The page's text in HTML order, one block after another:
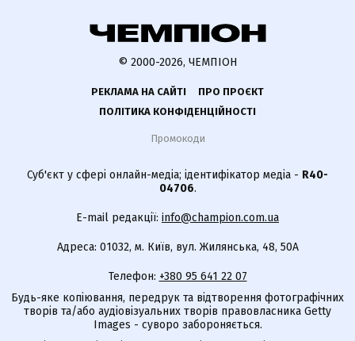
© 2000-2026, ЧЕМПІОН
РЕКЛАМА НА САЙТІ
ПРО ПРОЄКТ
ПОЛІТИКА КОНФІДЕНЦІЙНОСТІ
Промокоди
Суб'єкт у сфері онлайн-медіа; ідентифікатор медіа - R40-
04706.
E-mail редакції: info@champion.com.ua
Адреса: 01032, м. Київ, вул. Жилянська, 48, 50А
Телефон: +380 95 641 22 07
Будь-яке копіювання, передрук та відтворення фотографічних
творів та/або аудіовізуальних творів правовласника Getty
Images - суворо забороняється.